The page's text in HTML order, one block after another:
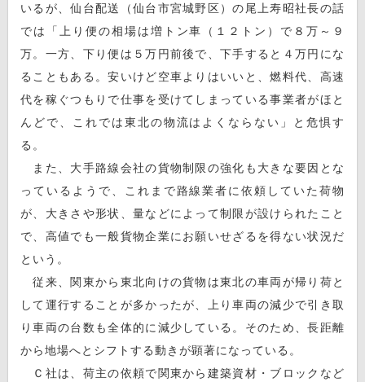
いるが、仙台配送（仙台市宮城野区）の尾上寿昭社長の話
では「上り便の相場は増トン車（１２トン）で８万～９
万。一方、下り便は５万円前後で、下手すると４万円にな
ることもある。安いけど空車よりはいいと、燃料代、高速
代を稼ぐつもりで仕事を受けてしまっている事業者がほと
んどで、これでは東北の物流はよくならない」と危惧す
る。
また、大手路線会社の貨物制限の強化も大きな要因とな
っているようで、これまで路線業者に依頼していた荷物
が、大きさや形状、量などによって制限が設けられたこと
で、高値でも一般貨物企業にお願いせざるを得ない状況だ
という。
従来、関東から東北向けの貨物は東北の車両が帰り荷と
して運行することが多かったが、上り車両の減少で引き取
り車両の台数も全体的に減少している。そのため、長距離
から地場へとシフトする動きが顕著になっている。
Ｃ社は、荷主の依頼で関東から建築資材・ブロックなど